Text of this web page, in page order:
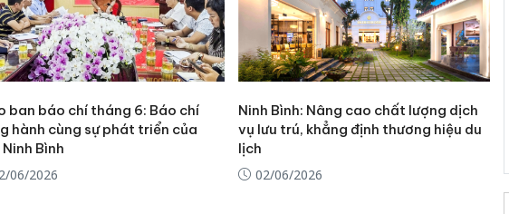
ban báo chí tháng 6: Báo chí
hành cùng sự phát triển của
Bình
06/2026
Ninh Bình: Nâng cao chất lượng dịch
vụ lưu trú, khẳng định thương hiệu du
lịch
02/06/2026
An Giang: Đối tượng
chủ mưu đường dây
bán hàng giả tại Phú
Quốc ra đầu thú